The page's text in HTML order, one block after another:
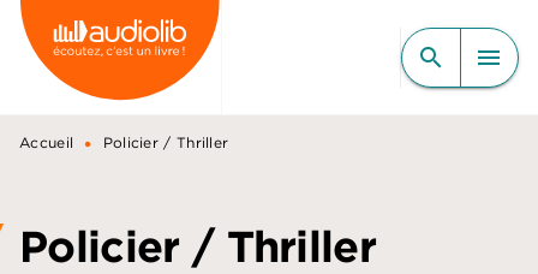
MENU RECHERCHE
CONTENU
PIED DE PAGE
search menu
Accueil • Policier / Thriller
Policier / Thriller